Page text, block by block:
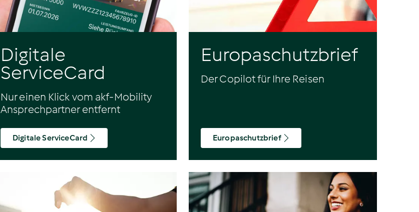
Digitale
ServiceCard
Nur einen Klick vom akf-Mobility
Ansprechpartner entfernt
Digitale ServiceCard
Europaschutzbrief
Der Copilot für Ihre Reisen
Europaschutzbrief